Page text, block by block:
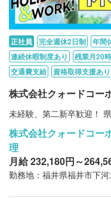
正社員 完全週休2日制 年間
連続休暇制度あり
残業月20
交通費支給
資格取得支援あり
株式会社クォードコー
未経験、第二新卒歓迎！
株式会社クォードコー
理
月給 232,180円～
勤務地：福井県福井市下河